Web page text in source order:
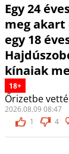
Egy 24
meg akart
egy 18
kínaiak
18+
Őrizetbe
2026.08.09 08:47
1
4